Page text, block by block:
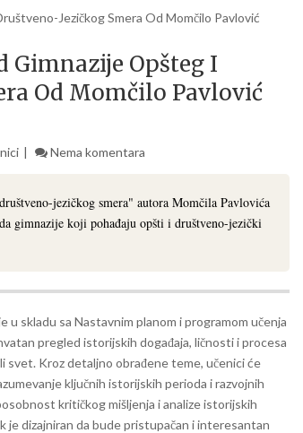
Jezičkog Smera Od Momčilo Pavlović
Gimnazije Opšteg I
Od Momčilo Pavlović
Nema komentara
jezičkog smera" autora Momčila Pavlovića
gimnazije koji pohađaju opšti i društveno-jezički
u skladu sa Nastavnim planom i programom učenja
pregled istorijskih događaja, ličnosti i procesa
svet. Kroz detaljno obrađene teme, učenici će
ključnih istorijskih perioda i razvojnih
kritičkog mišljenja i analize istorijskih
je dizajniran da bude pristupačan i interesantan